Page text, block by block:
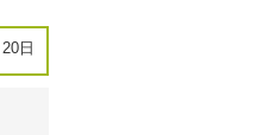
日